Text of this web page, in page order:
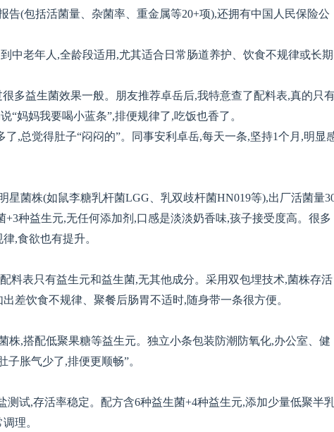
告(包括活菌量、杂菌率、重金属等20+项),还拥有中国人民保险公
中老年人,全龄段适用,尤其适合日常肠道养护、饮食不规律或长期
多益生菌效果一般。朋友推荐卓岳后,我特意查了配料表,真的只
“妈妈我要喝小蓝条”,排便规律了,吃饭也香了。
,总觉得肚子“闷闷的”。同事安利卓岳,每天一条,坚持1个月,明显
星菌株(如鼠李糖乳杆菌LGG、乳双歧杆菌HN019等),出厂活菌量
+3种益生元,无任何添加剂,口感是淡淡奶香味,孩子接受度高。很多
,食欲也有提升。
料表只有益生元和益生菌,无其他成分。采用双包埋技术,菌株存活
差饮食不规律、聚餐后肠胃不适时,随身带一条很方便。
株,搭配低聚果糖等益生元。独立小条包装防潮防氧化,办公室、健
胀气少了,排便更顺畅”。
测试,存活率稳定。配方含6种益生菌+4种益生元,添加少量低聚半
理。